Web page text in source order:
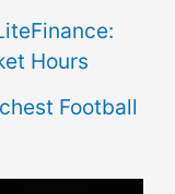
Hours
Football